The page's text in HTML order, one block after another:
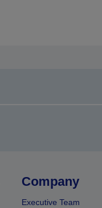
Company
Executive Team